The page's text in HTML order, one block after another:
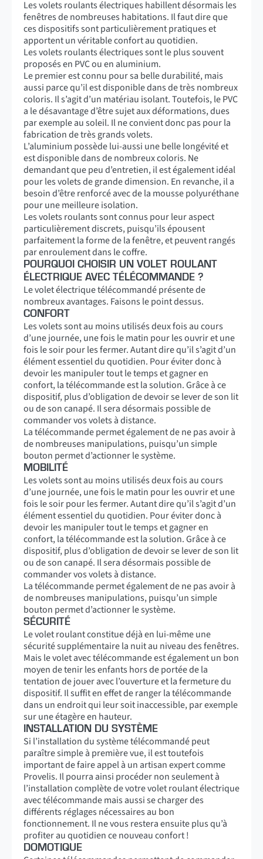
Les volets roulants électriques habillent désormais les
fenêtres de nombreuses habitations. Il faut dire que
ces dispositifs sont particulièrement pratiques et
apportent un véritable confort au quotidien.
Les volets roulants électriques sont le plus souvent
proposés en PVC ou en aluminium.
Le premier est connu pour sa belle durabilité, mais
aussi parce qu’il est disponible dans de très nombreux
coloris. Il s’agit d’un matériau isolant. Toutefois, le PVC
a le désavantage d’être sujet aux déformations, dues
par exemple au soleil. Il ne convient donc pas pour la
fabrication de très grands volets.
L’aluminium possède lui-aussi une belle longévité et
est disponible dans de nombreux coloris. Ne
demandant que peu d’entretien, il est également idéal
pour les volets de grande dimension. En revanche, il a
besoin d’être renforcé avec de la mousse polyuréthane
pour une meilleure isolation.
Les volets roulants sont connus pour leur aspect
particulièrement discrets, puisqu’ils épousent
parfaitement la forme de la fenêtre, et peuvent rangés
par enroulement dans le coffre.
POURQUOI CHOISIR UN VOLET ROULANT
ÉLECTRIQUE AVEC TÉLÉCOMMANDE ?
Le volet électrique télécommandé présente de
nombreux avantages. Faisons le point dessus.
CONFORT
Les volets sont au moins utilisés deux fois au cours
d’une journée, une fois le matin pour les ouvrir et une
fois le soir pour les fermer. Autant dire qu’il s’agit d’un
élément essentiel du quotidien. Pour éviter donc à
devoir les manipuler tout le temps et gagner en
confort, la télécommande est la solution. Grâce à ce
dispositif, plus d’obligation de devoir se lever de son lit
ou de son canapé. Il sera désormais possible de
commander vos volets à distance.
La télécommande permet également de ne pas avoir à
de nombreuses manipulations, puisqu’un simple
bouton permet d’actionner le système.
MOBILITÉ
Les volets sont au moins utilisés deux fois au cours
d’une journée, une fois le matin pour les ouvrir et une
fois le soir pour les fermer. Autant dire qu’il s’agit d’un
élément essentiel du quotidien. Pour éviter donc à
devoir les manipuler tout le temps et gagner en
confort, la télécommande est la solution. Grâce à ce
dispositif, plus d’obligation de devoir se lever de son lit
ou de son canapé. Il sera désormais possible de
commander vos volets à distance.
La télécommande permet également de ne pas avoir à
de nombreuses manipulations, puisqu’un simple
bouton permet d’actionner le système.
SÉCURITÉ
Le volet roulant constitue déjà en lui-même une
sécurité supplémentaire la nuit au niveau des fenêtres.
Mais le volet avec télécommande est également un bon
moyen de tenir les enfants hors de portée de la
tentation de jouer avec l’ouverture et la fermeture du
dispositif. Il suffit en effet de ranger la télécommande
dans un endroit qui leur soit inaccessible, par exemple
sur une étagère en hauteur.
INSTALLATION DU SYSTÈME
Si l’installation du système télécommandé peut
paraître simple à première vue, il est toutefois
important de faire appel à un artisan expert comme
Provelis. Il pourra ainsi procéder non seulement à
l’installation complète de votre volet roulant électrique
avec télécommande mais aussi se charger des
différents réglages nécessaires au bon
fonctionnement. Il ne vous restera ensuite plus qu’à
profiter au quotidien ce nouveau confort !
DOMOTIQUE